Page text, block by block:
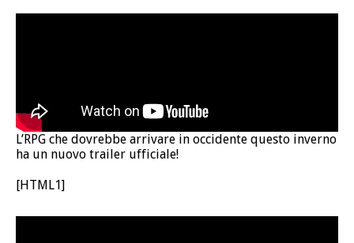
L’RPG che dovrebbe arrivare in occidente questo inverno
ha un nuovo trailer ufficiale!
[HTML1]